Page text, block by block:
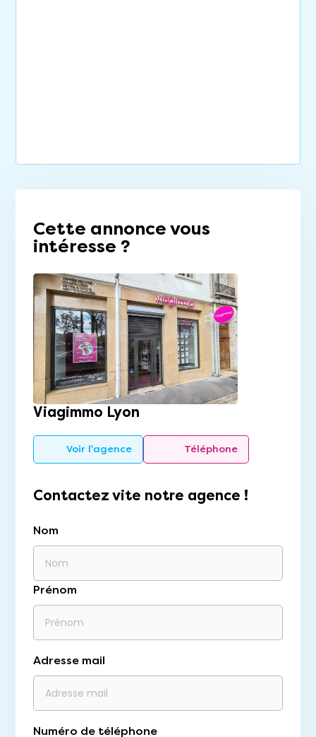
Cette annonce vous
intéresse ?
Viagimmo Lyon
Voir l'agence Téléphone
Contactez vite notre agence !
Nom
Prénom
Adresse mail
Numéro de téléphone